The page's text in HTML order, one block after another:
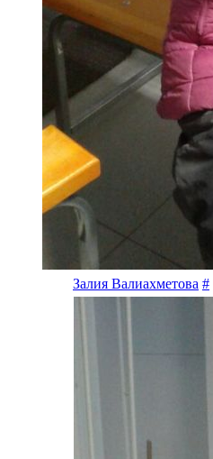
Залия Валиахметова #